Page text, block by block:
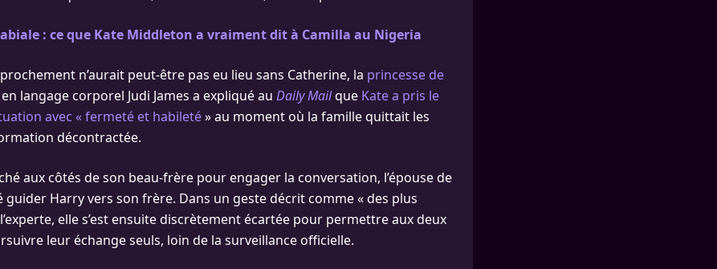
: ce que Kate Middleton a vraiment dit à Camilla au Nigeria
n’aurait peut-être pas eu lieu sans Catherine, la princesse de
en langage corporel Judi James a expliqué au Daily Mailque Kate a pris le
avec « fermeté et habileté» au moment où la famille quittait les
décontractée.
aux côtés de son beau-frère pour engager la conversation, l’épouse de
guider Harry vers son frère. Dans un geste décrit comme « des plus
elle s’est ensuite discrètement écartée pour permettre aux deux
leur échange seuls, loin de la surveillance officielle.